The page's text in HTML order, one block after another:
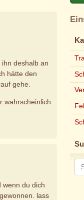
deshalb an
hätte den
gehe.
wahrscheinlich
wenn du dich
lass